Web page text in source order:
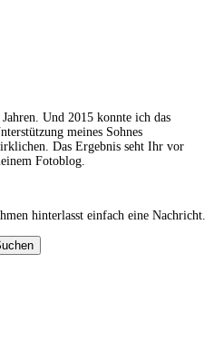
Und 2015 konnte ich das
meines Sohnes
Das Ergebnis seht Ihr vor
Fotoblog.
hinterlasst einfach eine Nachricht.